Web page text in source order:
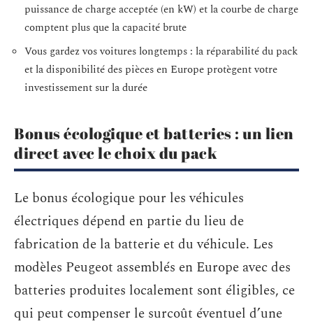
puissance de charge acceptée (en kW) et la courbe de charge
comptent plus que la capacité brute
Vous gardez vos voitures longtemps : la réparabilité du pack
et la disponibilité des pièces en Europe protègent votre
investissement sur la durée
Bonus écologique et batteries : un lien
direct avec le choix du pack
Le bonus écologique pour les véhicules
électriques dépend en partie du lieu de
fabrication de la batterie et du véhicule. Les
modèles Peugeot assemblés en Europe avec des
batteries produites localement sont éligibles, ce
qui peut compenser le surcoût éventuel d’une